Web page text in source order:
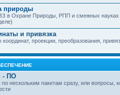
природы
в Охране Природы, РПП и смежных науках
и привязка
проекции, преобразования,
- ПО
нескольким пакетам сразу, или вопросы,